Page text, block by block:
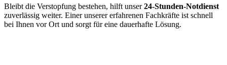
Bleibt die Verstopfung bestehen, hilft unser24-Stunden-Notdienst
zuverlässig weiter. Einer unserer erfahrenen Fachkräfte ist schnell
bei Ihnen vor Ort und sorgt für eine dauerhafte Lösung.